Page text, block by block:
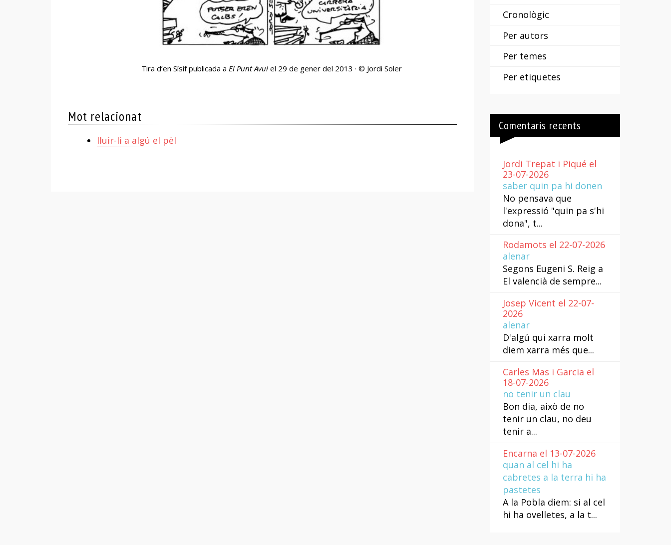
Tira d’en Sísif publicada a El Punt Avuiel 29 de gener del 2013 · © Jordi Soler
Mot relacionat
lluir-li a algú el pèl
Cronològic
Per autors
Per temes
Per etiquetes
Comentaris recents
Jordi Trepat i Piqué el
23-07-2026
saber quin pa hi donen
No pensava que
l'expressió "quin pa s'hi
dona", t...
Rodamots el 22-07-2026
alenar
Segons Eugeni S. Reig a
El valencià de sempre...
Josep Vicent el 22-07-
2026
alenar
D'algú qui xarra molt
diem xarra més que...
Carles Mas i Garcia el
18-07-2026
no tenir un clau
Bon dia, això de no
tenir un clau, no deu
tenir a...
Encarna el 13-07-2026
quan al cel hi ha
cabretes a la terra hi ha
pastetes
A la Pobla diem: si al cel
hi ha ovelletes, a la t...